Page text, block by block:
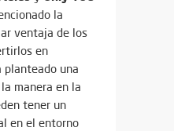
la
ventaja de los
en
planteado una
manera en la
tener un
en el entorno